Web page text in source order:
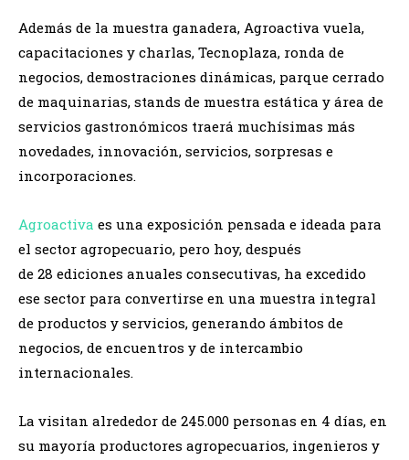
Además de la muestra ganadera, Agroactiva vuela,
capacitaciones y charlas, Tecnoplaza, ronda de
negocios, demostraciones dinámicas, parque cerrado
de maquinarias, stands de muestra estática y área de
servicios gastronómicos traerá muchísimas más
novedades, innovación, servicios, sorpresas e
incorporaciones.
Agroactiva es una exposición pensada e ideada para
el sector agropecuario, pero hoy, después
de 28 ediciones anuales consecutivas, ha excedido
ese sector para convertirse en una muestra integral
de productos y servicios, generando ámbitos de
negocios, de encuentros y de intercambio
internacionales.
La visitan alrededor de 245.000 personas en 4 días, en
su mayoría productores agropecuarios, ingenieros y